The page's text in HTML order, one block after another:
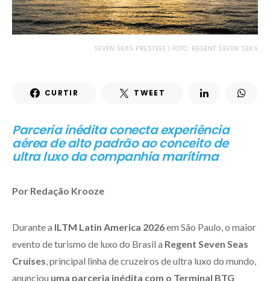
SEVEN SEAS PRESTIGE | FOTO: REGENT SEVEN SEAS
CURTIR TWEET
Parceria inédita conecta experiência
aérea de alto padrão ao conceito de
ultra luxo da companhia marítima
Por Redação Krooze
Durante a ILTM Latin America 2026em São Paulo, o maior
evento de turismo de luxo do Brasil a Regent Seven Seas
Cruises , principal linha de cruzeiros de ultra luxo do mundo,
anunciou uma parceria inédita com o Terminal BTG